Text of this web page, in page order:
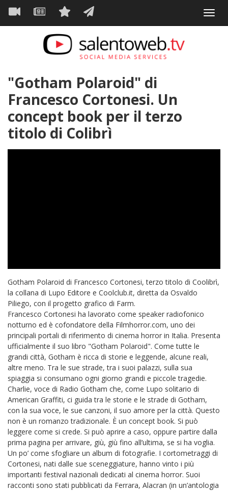
Salta
contenuto
Navigazione
principale
"Gotham Polaroid" di
Francesco Cortonesi. Un
concept book per il terzo
titolo di Colibrì
Gotham Polaroid di Francesco Cortonesi, terzo titolo di Coolibrì,
la collana di Lupo Editore e Coolclub.it, diretta da Osvaldo
Piliego, con il progetto grafico di Farm.
Francesco Cortonesi ha lavorato come speaker radiofonico
notturno ed è cofondatore della Filmhorror.com, uno dei
principali portali di riferimento di cinema horror in Italia. Presenta
ufficialmente il suo libro "Gotham Polaroid". Come tutte le
grandi città, Gotham è ricca di storie e leggende, alcune reali,
altre meno. Tra le sue strade, tra i suoi palazzi, sulla sua
spiaggia si consumano ogni giorno grandi e piccole tragedie.
Charlie, voce di Radio Gotham che, come Lupo solitario di
American Graffiti, ci guida tra le storie e le strade di Gotham,
con la sua voce, le sue canzoni, il suo amore per la città. Questo
non è un romanzo tradizionale. È un concept book. Si può
leggere come si crede. Si può aprire a caso, oppure partire dalla
prima pagina per arrivare, giù, giù fino all’ultima, se si ha voglia.
Un po’ come sfogliare un album di fotografie. I cortometraggi di
Cortonesi, nati dalle sue sceneggiature, hanno vinto i più
importanti festival nazionali dedicati al cinema horror. Suoi
racconti sono stati pubblicati da Ferrara, Alacran (in un’antologia